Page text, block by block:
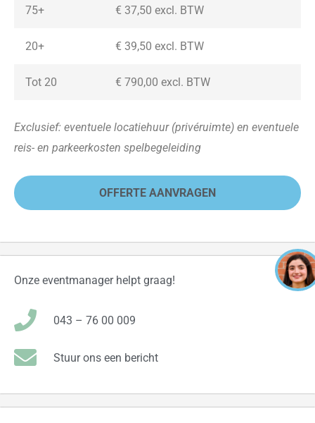
75+ € 37,50 excl. BTW
20+ € 39,50 excl. BTW
Tot 20 € 790,00 excl. BTW
Exclusief: eventuele locatiehuur (privéruimte) en eventuele
reis- en parkeerkosten spelbegeleiding
OFFERTE AANVRAGEN
Onze eventmanager helpt graag!
043 – 76 00 009
Stuur ons een bericht